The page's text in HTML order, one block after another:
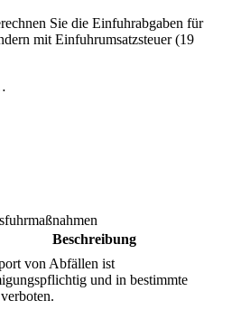
Sie die Einfuhrabgaben für
mit Einfuhrumsatzsteuer (19
Beschreibung
von Abfällen ist
und in bestimmte